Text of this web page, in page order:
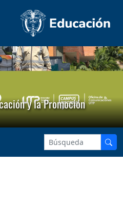
y la Promoción